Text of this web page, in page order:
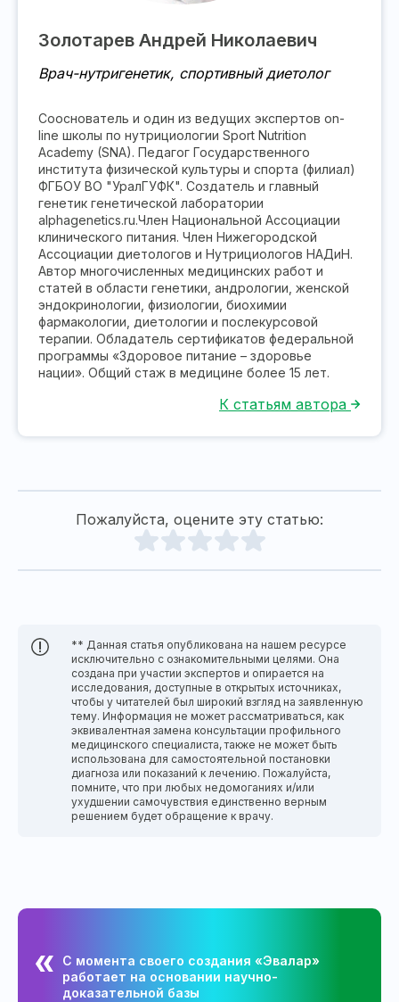
Золотарев Андрей Николаевич
Врач-нутригенетик, спортивный диетолог
Сооснователь и один из ведущих экспертов on-
line школы по нутрициологии Sport Nutrition
Academy (SNA). Педагог Государственного
института физической культуры и спорта (филиал)
ФГБОУ ВО "УралГУФК". Создатель и главный
генетик генетической лаборатории
alphagenetics.ru.Член Национальной Ассоциации
клинического питания. Член Нижегородской
Ассоциации диетологов и Нутрициологов НАДиН.
Автор многочисленных медицинских работ и
статей в области генетики, андрологии, женской
эндокринологии, физиологии, биохимии
фармакологии, диетологии и послекурсовой
терапии. Обладатель сертификатов федеральной
программы «Здоровое питание – здоровье
нации». Общий стаж в медицине более 15 лет.
К статьям автора
Пожалуйста, оцените эту статью:
** Данная статья опубликована на нашем ресурсе
исключительно с ознакомительными целями. Она
создана при участии экспертов и опирается на
исследования, доступные в открытых источниках,
чтобы у читателей был широкий взгляд на заявленную
тему. Информация не может рассматриваться, как
эквивалентная замена консультации профильного
медицинского специалиста, также не может быть
использована для самостоятельной постановки
диагноза или показаний к лечению. Пожалуйста,
помните, что при любых недомоганиях и/или
ухудшении самочувствия единственно верным
решением будет обращение к врачу.
С момента своего создания «Эвалар»
работает на основании научно-
доказательной базы